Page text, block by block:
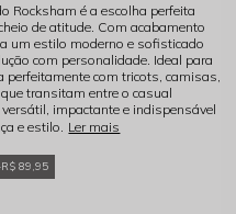
Rocksham é a escolha perfeita
de atitude. Com acabamento
um estilo moderno e sofisticado
com personalidade. Ideal para
com tricots, camisas,
transitam entre o casual
impactante e indispensável
e estilo. Ler mais
R$ 89,95